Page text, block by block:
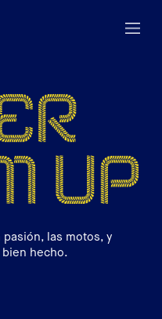
pasión, las motos, y
hecho.